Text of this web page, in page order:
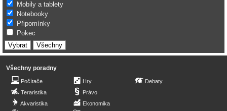
Mobily a tablety
Notebooky
Připomínky
Pokec
Všechny poradny
Počítače
Teraristika
Akvaristika
Hry
Právo
Ekonomika
Debaty